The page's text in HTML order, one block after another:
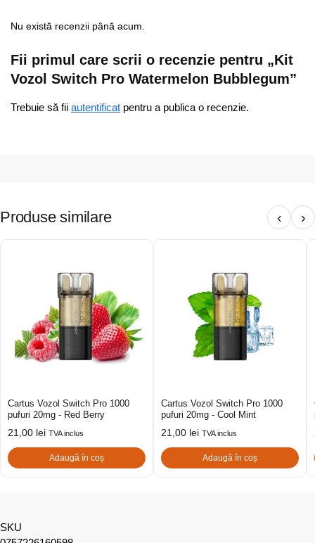
Nu există recenzii până acum.
Fii primul care scrii o recenzie pentru „Kit
Vozol Switch Pro Watermelon Bubblegum”
Trebuie să fii autentificat pentru a publica o recenzie.
Produse similare ‹ ›
Cartus Vozol Switch Pro 1000
pufuri 20mg - Red Berry
21,00 lei TVA inclus
Adaugă în coș
Cartus Vozol Switch Pro 1000
pufuri 20mg - Cool Mint
21,00 lei TVA inclus
Adaugă în coș
SKU